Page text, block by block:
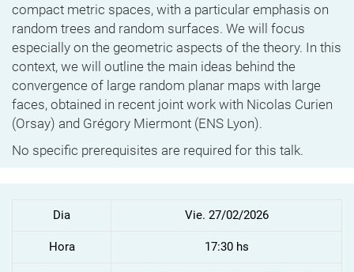
compact metric spaces, with a particular emphasis on
random trees and random surfaces. We will focus
especially on the geometric aspects of the theory. In this
context, we will outline the main ideas behind the
convergence of large random planar maps with large
faces, obtained in recent joint work with Nicolas Curien
(Orsay) and Grégory Miermont (ENS Lyon).
No specific prerequisites are required for this talk.
Dia Vie. 27/02/2026
Hora 17:30 hs